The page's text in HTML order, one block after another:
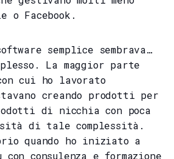
o Facebook.
semplice sembrava…
La maggior parte
cui ho lavorato
creando prodotti per
di nicchia con poca
di tale complessità.
quando ho iniziato a
consulenza e formazione